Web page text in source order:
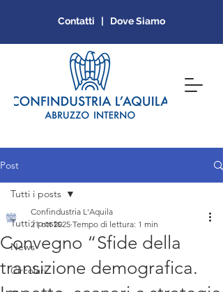
Contatti | Dove Siamo
Post
Tutti i posts
News
Circolari
Tutti i posts
Convegno “Sfide della
transizione demografica.
Confindustria L'Aquila
21 ott 2025 Tempo di lettura: 1 min